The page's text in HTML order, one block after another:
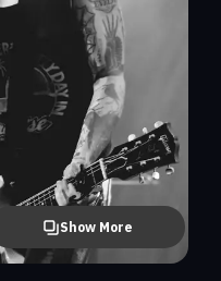
Show More